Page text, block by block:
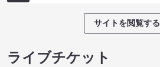
サイトを閲覧する
ライブチケット